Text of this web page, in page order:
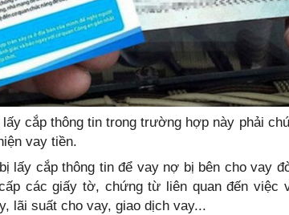
cắp thông tin trong trường hợp này phải
vay tiền.
lấy cắp thông tin để vay nợ bị bên cho vay
các giấy tờ, chứng từ liên quan đến việc
lãi suất cho vay, giao dịch vay...